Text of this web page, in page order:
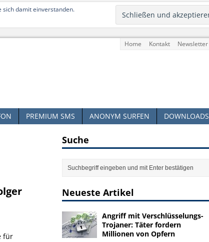
sich damit einverstanden.
Home Kontakt Newsletter
PREMIUM SMS ANONYM SURFEN DOWNLOADS
für
Suche
Neueste Artikel
Angriff mit Verschlüsselungs-
Trojaner: Täter fordern
Millionen von Opfern